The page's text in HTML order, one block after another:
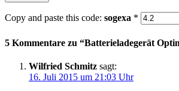
Copy and paste this code: sogexa *
5 Kommentare zu “Batterieladegerät
Wilfried Schmitz sagt:
16. Juli 2015 um 21:03 Uhr